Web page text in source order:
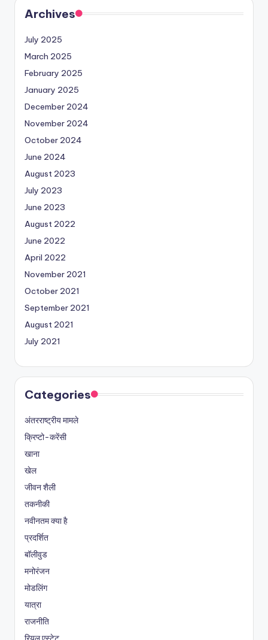
Archives
July 2025
March 2025
February 2025
January 2025
December 2024
November 2024
October 2024
June 2024
August 2023
July 2023
June 2023
August 2022
June 2022
April 2022
November 2021
October 2021
September 2021
August 2021
July 2021
Categories
अंतरराष्ट्रीय मामले
क्रिप्टो-करेंसी
खाना
खेल
जीवन शैली
तकनीकी
नवीनतम क्या है
प्रदर्शित
बॉलीवुड
मनोरंजन
मोडलिंग
यात्रा
राजनीति